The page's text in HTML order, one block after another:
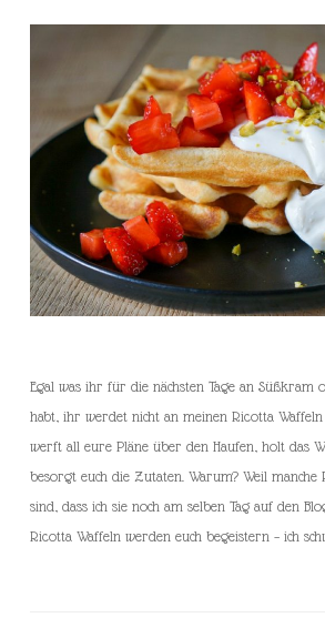
Egal was ihr für die nächsten Tage an Süßkram
habt, ihr werdet nicht an meinen Ricotta
werft all eure Pläne über den Haufen, holt das
besorgt euch die Zutaten. Warum? Weil manche
sind, dass ich sie noch am selben Tag auf den
Ricotta Waffeln werden euch begeistern – ich